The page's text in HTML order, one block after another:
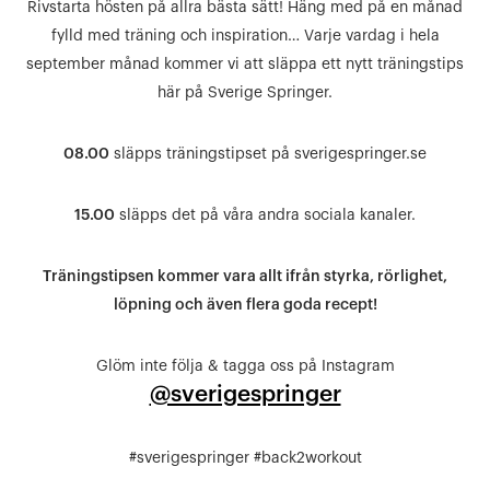
Rivstarta hösten på allra bästa sätt! Häng med på en månad
fylld med träning och inspiration… Varje vardag i hela
september månad kommer vi att släppa ett nytt träningstips
här på Sverige Springer.
08.00 släpps träningstipset på sverigespringer.se
15.00 släpps det på våra andra sociala kanaler.
Träningstipsen kommer vara allt ifrån styrka, rörlighet,
löpning och även flera goda recept!
Glöm inte följa & tagga oss på Instagram
@sverigespringer
#sverigespringer #back2workout